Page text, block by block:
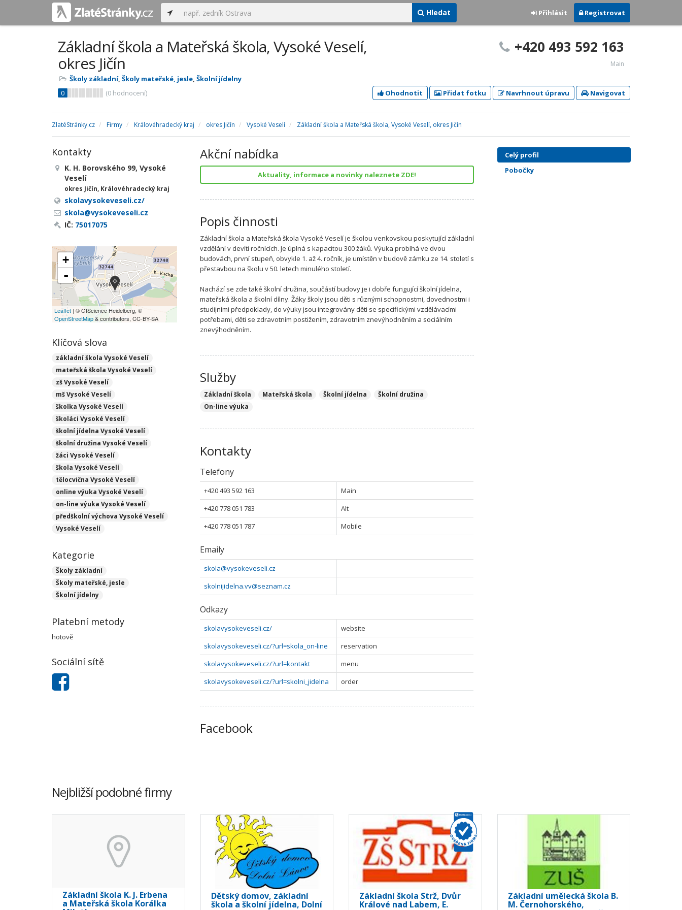
Hledat Přihlásit Registrovat
Základní škola a Mateřská škola, Vysoké Veselí,
okres Jičín
Školy základní, Školy mateřské, jesle, Školní jídelny
0
(0 hodnocení)
+420 493 592 163
Main
Ohodnotit Přidat fotku Navrhnout úpravu Navigovat
ZlatéStránky.cz Firmy Královéhradecký kraj okres Jičín Vysoké Veselí Základní škola a Mateřská škola, Vysoké Veselí, okres Jičín
Akční nabídka
Aktuality, informace a novinky naleznete ZDE!
Popis činnosti
Základní škola a Mateřská škola Vysoké Veselí je školou venkovskou poskytující základní
vzdělání v devíti ročnících. Je úplná s kapacitou 300 žáků. Výuka probíhá ve dvou
budovách, první stupeň, obvykle 1. až 4. ročník, je umístěn v budově zámku ze 14. století s
přestavbou na školu v 50. letech minulého století.
Nachází se zde také školní družina, součástí budovy je i dobře fungující školní jídelna,
mateřská škola a školní dílny. Žáky školy jsou děti s různými schopnostmi, dovednostmi i
studijními předpoklady, do výuky jsou integrovány děti se specifickými vzdělávacími
potřebami, děti se zdravotním postižením, zdravotním znevýhodněním a sociálním
znevýhodněním.
Služby
Základní škola Mateřská škola Školní jídelna
Školní družina
On-line výuka
Kontakty
Telefony
+420 493 592 163
Main
+420 778 051 783
Alt
+420 778 051 787
Mobile
Emaily
skola@vysokeveseli.cz
skolnijidelna.vv@seznam.cz
Odkazy
skolavysokeveseli.cz/
website
skolavysokeveseli.cz/?url=skola_on-line
reservation
skolavysokeveseli.cz/?url=kontakt
menu
skolavysokeveseli.cz/?url=skolni_jidelna
order
Facebook
Kontakty
K. H. Borovského 99, Vysoké
Veselí
okres Jičín, Královéhradecký kraj
skolavysokeveseli.cz/
skola@vysokeveseli.cz
IČ: 75017075
+
-
Leaflet | © GIScience Heidelberg, ©
OpenStreetMap& contributors, CC-BY-SA
Klíčová slova
základní škola Vysoké Veselí
mateřská škola Vysoké Veselí
zš Vysoké Veselí
mš Vysoké Veselí
školka Vysoké Veselí
školáci Vysoké Veselí
školní jídelna Vysoké Veselí
školní družina Vysoké Veselí
žáci Vysoké Veselí
škola Vysoké Veselí
tělocvična Vysoké Veselí
online výuka Vysoké Veselí
on-line výuka Vysoké Veselí
předškolní výchova Vysoké Veselí
Vysoké Veselí
Kategorie
Školy základní
Školy mateřské, jesle
Školní jídelny
Platební metody
hotově
Sociální sítě
Celý profil
Pobočky
Nejbližší podobné firmy
Základní škola K. J. Erbena
a Mateřská škola Korálka
Dětský domov, základní
škola a školní jídelna, Dolní
Základní škola Strž, Dvůr
Králové nad Labem, E.
Základní umělecká škola B.
M. Černohorského,